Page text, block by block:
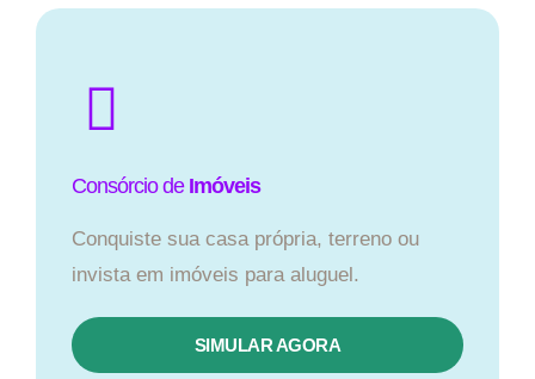
Consórcio de Imóveis
Conquiste sua casa própria, terreno ou
invista em imóveis para aluguel.
SIMULAR AGORA​